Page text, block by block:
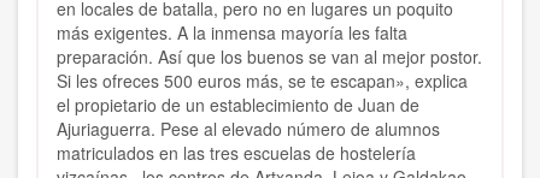
en locales de batalla, pero no en lugares un poquito
más exigentes. A la inmensa mayoría les falta
preparación. Así que los buenos se van al mejor postor.
Si les ofreces 500 euros más, se te escapan», explica
el propietario de un establecimiento de Juan de
Ajuriaguerra. Pese al elevado número de alumnos
matriculados en las tres escuelas de hostelería